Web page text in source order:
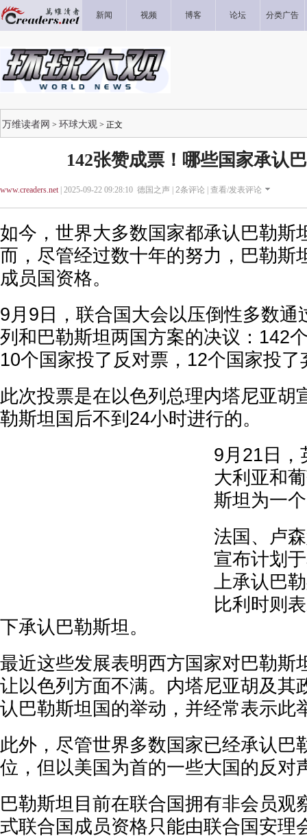
新闻 视频 博客 论坛 分类广告
万维读者网 > 环球大观 > 正文
142张赞成票！哪些国家承认
www.creaders.net| 2025-09-22 09:28:10 德国之声 | 2条评论 | 查看/发表评论
如今，世界大多数国家都承认巴勒斯
而，尽管经过数十年的努力，巴勒斯
成员国资格。
9月9日，联合国大会以压倒性多数通
列和巴勒斯坦两国方案的决议：142
10个国家投了反对票，12个国家投了
此次投票是在以色列总理内塔尼亚胡
勒斯坦国后不到24小时进行的。
9月21日，
大利亚和
斯坦为一
法国、卢
宣布计划
上承认巴
比利时则
下承认巴勒斯坦。
最近这些发展表明西方国家对巴勒斯
让以色列方面不满。内塔尼亚胡及其
认巴勒斯坦国的举动，并经常表示此
此外，尽管世界多数国家已经承认巴
位，但以美国为首的一些大国的反对
巴勒斯坦目前在联合国拥有非会员观
式联合国成员资格只能由联合国安理